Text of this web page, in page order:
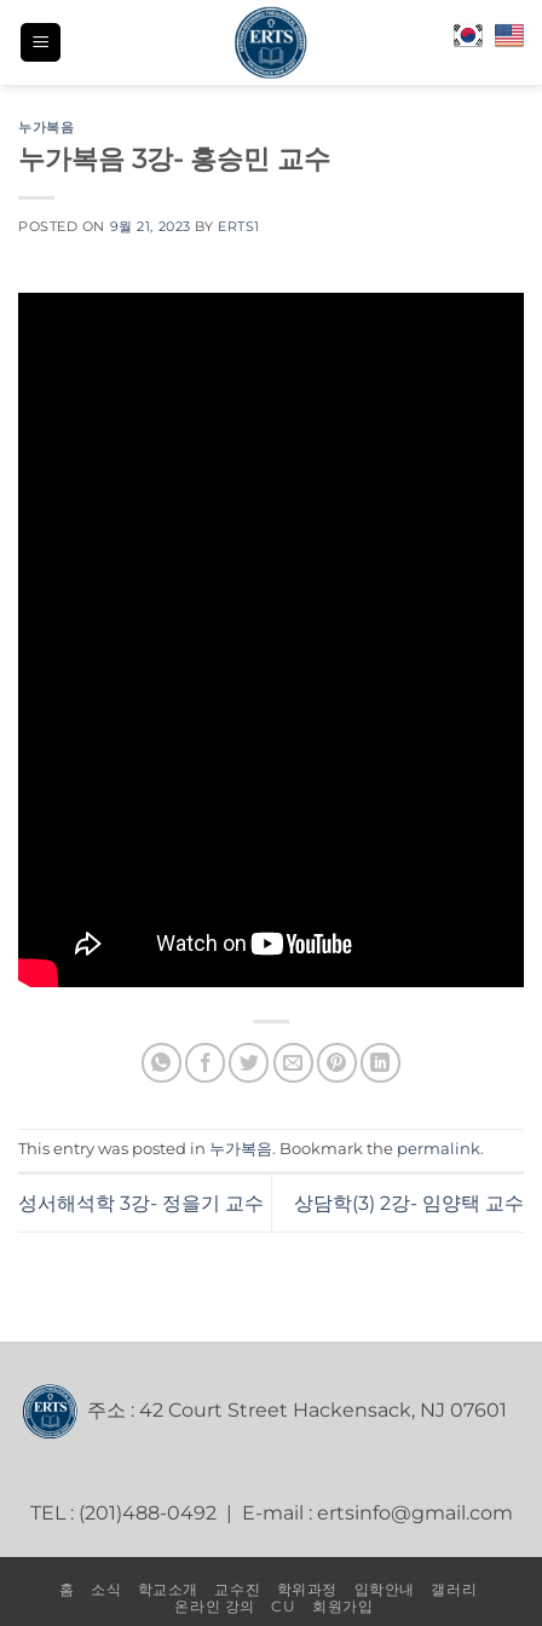
누가복음
누가복음 3강- 홍승민 교수
POSTED ON 9월 21, 2023 BY ERTS1
This entry was posted in 누가복음. Bookmark the permalink.
성서해석학 3강- 정을기 교수 상담학(3) 2강- 임양택 교수
주소 : 42 Court Street Hackensack, NJ 07601
TEL : (201)488-0492 | E-mail : ertsinfo@gmail.com
홈 소식 학교소개 교수진 학위과정 입학안내
갤러리
온라인 강의
CU 회원가입